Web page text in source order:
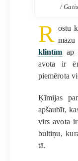
/
R ostu
klintīm ap
avota ir
piemērota
Ķīmijas
apšaubīt,
virs avota
bultiņu,
tā.